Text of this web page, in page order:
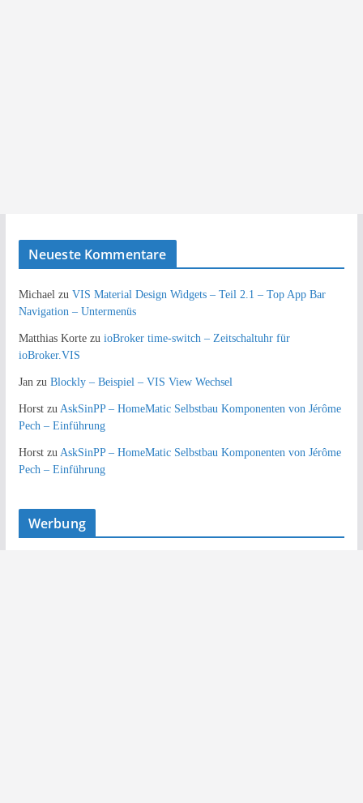
Neueste Kommentare
Michaelzu VIS Material Design Widgets – Teil 2.1 – Top App Bar
Navigation – Untermenüs
Matthias Kortezu ioBroker time-switch – Zeitschaltuhr für
ioBroker.VIS
Janzu Blockly – Beispiel – VIS View Wechsel
Horstzu AskSinPP – HomeMatic Selbstbau Komponenten von Jérôme
Pech – Einführung
Horstzu AskSinPP – HomeMatic Selbstbau Komponenten von Jérôme
Pech – Einführung
Werbung